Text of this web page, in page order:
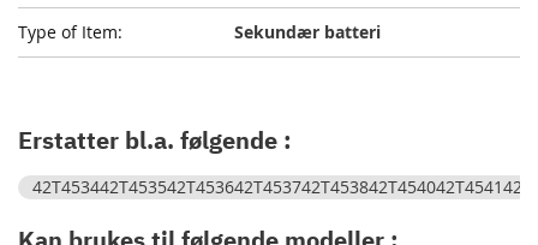
Sekundær batteri
Erstatter bl.a. følgende :